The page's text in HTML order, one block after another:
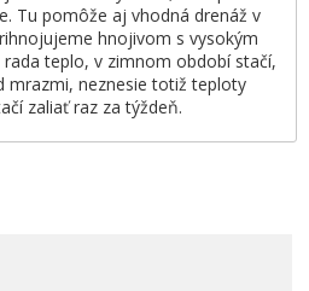
Tu pomôže aj vhodná drenáž v
hnojivom s vysokým
teplo, v zimnom období stačí,
mrazmi, neznesie totiž teploty
zaliať raz za týždeň.